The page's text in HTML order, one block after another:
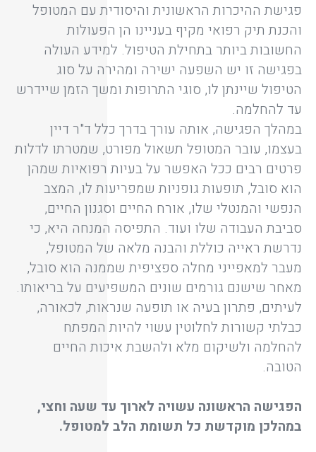
פגישת ההיכרות הראשונית והיסודית עם המטופל
והכנת תיק רפואי מקיף בעניינו הן הפעולות
החשובות ביותר בתחילת הטיפול. למידע העולה
בפגישה זו יש השפעה ישירה ומהירה על סוג
הטיפול שיינתן לו, סוגי התרופות ומשך הזמן שיידרש
עד להחלמה.
במהלך הפגישה, אותה עורך בדרך כלל ד"ר דיין
בעצמו, עובר המטופל תשאול מפורט, שמטרתו לדלות
פרטים רבים ככל האפשר על בעיות רפואיות שמהן
הוא סובל, תופעות גופניות שמפריעות לו, המצב
הנפשי והמנטלי שלו, אורח החיים וסגנון החיים,
סביבת העבודה שלו ועוד. התפיסה המנחה היא, כי
נדרשת ראייה כוללת והבנה מלאה של המטופל,
מעבר למאפייני מחלה ספציפית שממנה הוא סובל,
מאחר שישנם גורמים שונים המשפיעים על בריאותו.
לעיתים, פתרון בעיה או תופעה שנראות, לכאורה,
כבלתי קשורות לחלוטין עשוי להיות המפתח
להחלמה ולשיקום מלא ולהשבת איכות החיים
הטובה.
הפגישה הראשונה עשויה לארוך עד שעה וחצי,
במהלכן מוקדשת כל תשומת הלב למטופל.